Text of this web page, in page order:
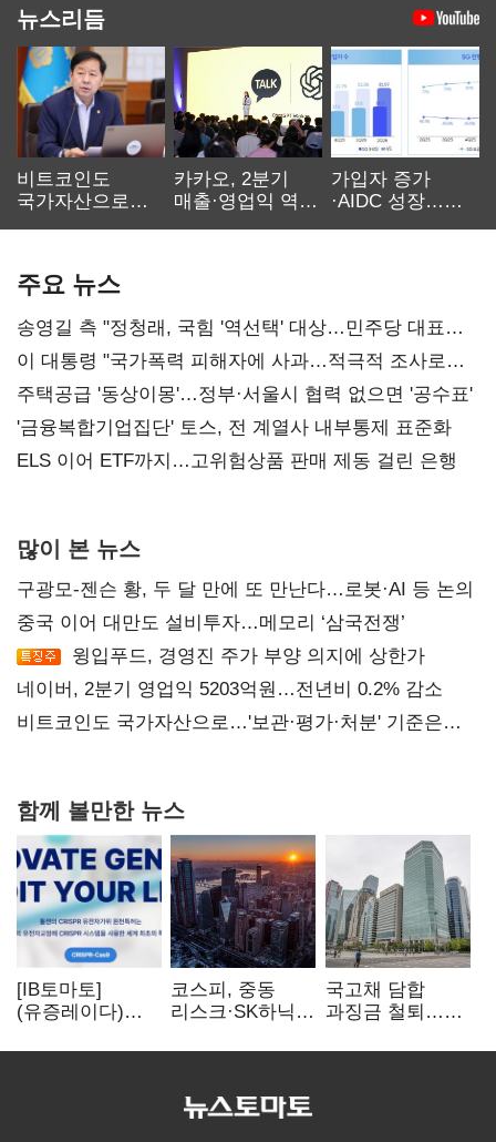
뉴스리듬
비트코인도
국가자산으로…'
카카오, 2분기
매출·영업익 역대
가입자 증가
·AIDC 성장…
주요 뉴스
송영길 측 "정청래, 국힘 '역선택' 대상…민주당 대표로
총선 지휘 못해"
이 대통령 "국가폭력 피해자에 사과…적극적 조사로
진실 밝혀야"
주택공급 '동상이몽'…정부·서울시 협력 없으면 '공수표'
'금융복합기업집단' 토스, 전 계열사 내부통제 표준화
ELS 이어 ETF까지…고위험상품 판매 제동 걸린 은행
많이 본 뉴스
구광모-젠슨 황, 두 달 만에 또 만난다…로봇·AI 등 논의
중국 이어 대만도 설비투자…메모리 ‘삼국전쟁’
윙입푸드, 경영진 주가 부양 의지에 상한가
네이버, 2분기 영업익 5203억원…전년비 0.2% 감소
비트코인도 국가자산으로…'보관·평가·처분' 기준은
함께 볼만한 뉴스
[IB토마토]
(유증레이다)
3분의 1 토막…
코스피, 중동
리스크·SK하닉
뒷걸음
국고채 담합
과징금 철퇴…
폭탄' 우려